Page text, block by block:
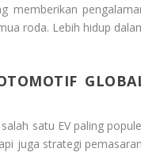
memberikan
roda. Lebih hidup
satu EV paling
juga strategi